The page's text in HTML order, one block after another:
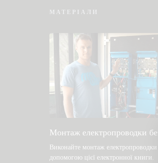
МАТЕРІАЛИ
Монтаж електропроводки
Виконайте монтаж електропроводки
допомогою цієї електронної книги.